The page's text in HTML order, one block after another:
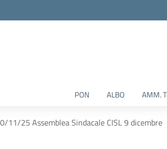
PON ALBO AMM.
11/25 Assemblea Sindacale CISL 9 dicembre